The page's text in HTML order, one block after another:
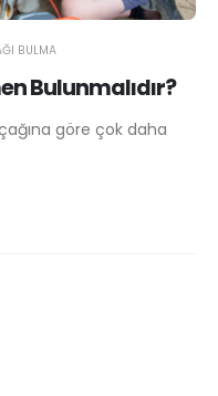
Bulunmalıdır?
BULMA
göre çok daha